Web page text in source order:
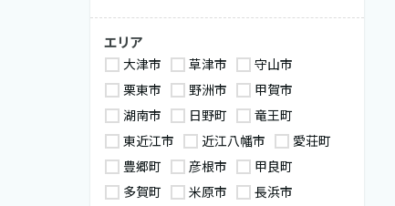
エリア
大津市 草津市
守山市
栗東市
野洲市
甲賀市
湖南市
日野町
竜王町
東近江市
近江八幡市
愛荘町
豊郷町
彦根市
甲良町
多賀町
米原市
長浜市